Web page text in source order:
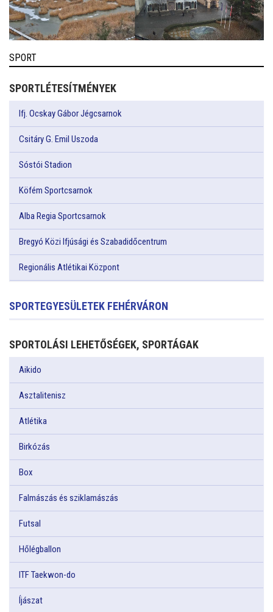
SPORT
SPORTLÉTESÍTMÉNYEK
Ifj. Ocskay Gábor Jégcsarnok
Csitáry G. Emil Uszoda
Sóstói Stadion
Köfém Sportcsarnok
Alba Regia Sportcsarnok
Bregyó Közi Ifjúsági és Szabadidőcentrum
Regionális Atlétikai Központ
SPORTEGYESÜLETEK FEHÉRVÁRON
SPORTOLÁSI LEHETŐSÉGEK, SPORTÁGAK
Aikido
Asztalitenisz
Atlétika
Birkózás
Box
Falmászás és sziklamászás
Futsal
Hőlégballon
ITF Taekwon-do
Íjászat